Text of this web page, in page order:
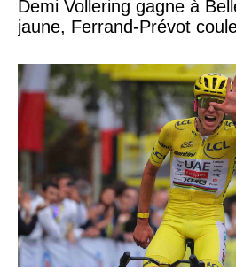
Demi Vollering gagne à
jaune, Ferrand-Prévot